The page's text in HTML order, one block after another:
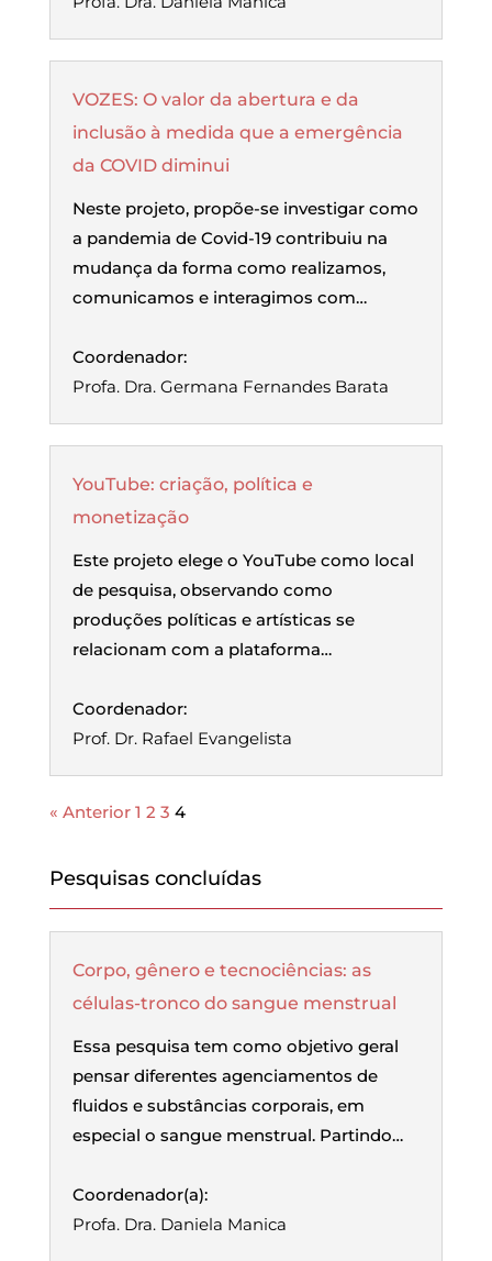
VOZES: O valor da abertura e da
inclusão à medida que a emergência
da COVID diminui
Neste projeto, propõe-se investigar como
a pandemia de Covid-19 contribuiu na
mudança da forma como realizamos,
comunicamos e interagimos com…
Coordenador:
Profa. Dra. Germana Fernandes Barata
YouTube: criação, política e
monetização
Este projeto elege o YouTube como local
de pesquisa, observando como
produções políticas e artísticas se
relacionam com a plataforma…
Coordenador:
Prof. Dr. Rafael Evangelista
« Anterior 1 2 3 4
Pesquisas concluídas
Corpo, gênero e tecnociências: as
células-tronco do sangue menstrual
Essa pesquisa tem como objetivo geral
pensar diferentes agenciamentos de
fluidos e substâncias corporais, em
especial o sangue menstrual. Partindo…
Coordenador(a):
Profa. Dra. Daniela Manica